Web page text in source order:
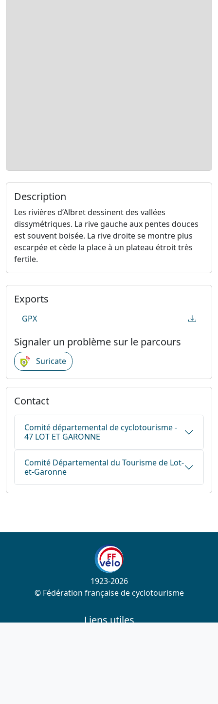
Description
Les rivières d’Albret dessinent des vallées
dissymétriques. La rive gauche aux pentes douces
est souvent boisée. La rive droite se montre plus
escarpée et cède la place à un plateau étroit très
fertile.
Exports
GPX
Signaler un problème sur le parcours
Suricate
Contact
Comité départemental de cyclotourisme -
47 LOT ET GARONNE
Comité Départemental du Tourisme de Lot-
et-Garonne
1923-2026
© Fédération française de cyclotourisme
Liens utiles